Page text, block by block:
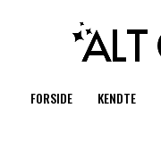
FORSIDE KENDTE